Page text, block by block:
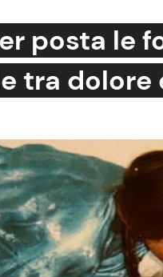
Soap Opera
Casa
Moda e Style
Mondo Mamma
News benessere
Salute
posta le
tra dolore